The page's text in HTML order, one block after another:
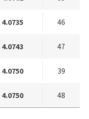
4.0735 46
4.0743 47
4.0750 39
4.0750 48